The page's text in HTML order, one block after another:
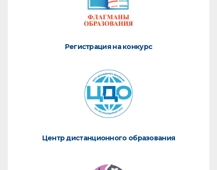
Регистрация на конкурс
Центр дистанционного образования